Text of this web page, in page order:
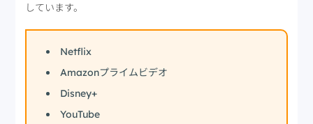
しています。
Netflix
Amazonプライムビデオ
Disney+
YouTube